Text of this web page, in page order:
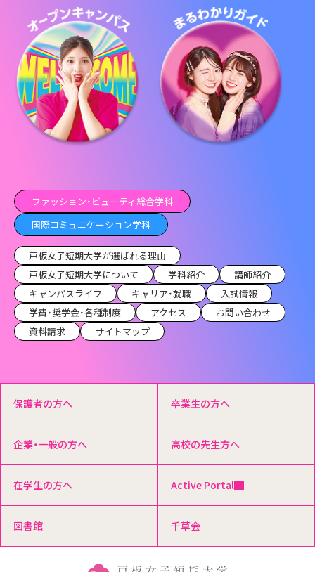
ファッション・ビューティ総合学科
国際コミュニケーション学科
戸板女子短期大学が選ばれる理由
戸板女子短期大学について
学科紹介
講師紹介
キャンパスライフ
キャリア・就職
入試情報
学費・奨学金・各種制度
アクセス
お問い合わせ
資料請求
サイトマップ
保護者の方へ 卒業生の方へ
企業・一般の方へ 高校の先生方へ
在学生の方へ Active Portal
図書館 千草会